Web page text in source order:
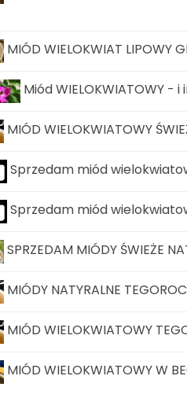
MIÓD WIELOKWIAT LIPOWY
Miód WIELOKWIATOWY -
MIÓD WIELOKWIATOWY
Sprzedam miód
Sprzedam miód
SPRZEDAM MIÓDY ŚWIEŻE
MIÓDY NATYRALNE
MIÓD WIELOKWIATOWY
MIÓD WIELOKWIATOWY W